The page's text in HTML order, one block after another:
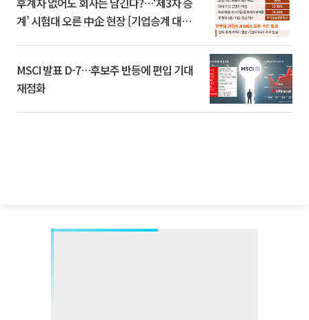
계’ 시험대 오른 中企 현장 [기업승계 대전
MSCI 발표 D-7…후보주 반등에 편입 기대
재점화